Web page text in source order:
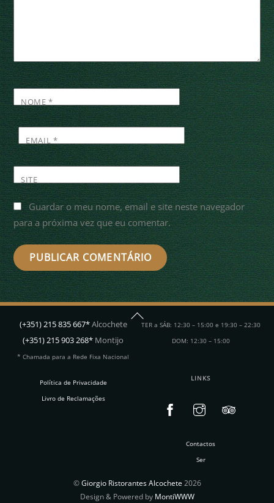
NOME *
EMAIL *
SITE
Guardar o meu nome, email e site neste navegador
para a próxima vez que eu comentar.
Back
To
(+351) 215 835 667*Alcochete
(+351) 215 903 268* Montijo
* Chamada para a Rede Fixa Nacional
TER a SÁB: 12:30 – 15:00 e 19:30 – 22:30
DOM: 12:30 – 15:00
Política de Privacidade
Livro de Reclamações
LINKS
Contactos
Ser
©Giorgio Ristorantes Alcochete 2026
Design & Powered by MontiWWW